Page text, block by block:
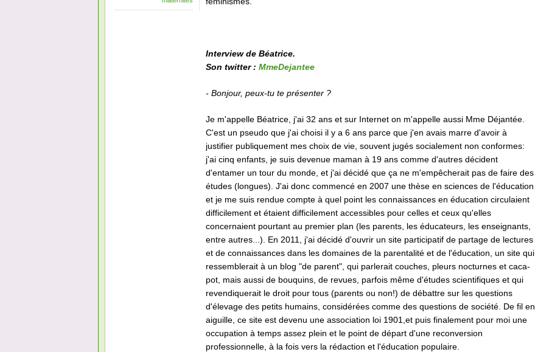
Interview de Béatrice.
Son twitter : MmeDejantee
- Bonjour, peux-tu te présenter ?
Je m'appelle Béatrice, j'ai 32 ans et sur Internet on m'appelle aussi Mme Déjantée.
C'est un pseudo que j'ai choisi il y a 6 ans parce que j'en avais marre d'avoir à
justifier publiquement mes choix de vie, souvent jugés socialement non conformes:
j'ai cinq enfants, je suis devenue maman à 19 ans comme d'autres décident
d'entamer un tour du monde, et j'ai décidé que ça ne m'empêcherait pas de faire des
études (longues). J'ai donc commencé en 2007 une thèse en sciences de l'éducation
et je me suis rendue compte à quel point les connaissances en éducation circulaient
difficilement et étaient difficilement accessibles pour celles et ceux qu'elles
concernaient pourtant au premier plan (les parents, les éducateurs, les enseignants,
entre autres...). En 2011, j'ai décidé d'ouvrir un site participatif de partage de lectures
et de connaissances dans les domaines de la parentalité et de l'éducation, un site qui
ressemblerait à un blog "de parent", qui parlerait couches, pleurs nocturnes et caca-
pot, mais aussi de bouquins, de revues, parfois même d'études scientifiques et qui
revendiquerait le droit pour tous (parents ou non!) de débattre sur les questions
d'élevage des petits humains, considérées comme des questions de société. De fil en
aiguille, ce site est devenu une association loi 1901,et puis finalement pour moi une
occupation à temps assez plein et le point de départ d'une reconversion
professionnelle, à la fois vers la rédaction et l'éducation populaire.
Béatrice